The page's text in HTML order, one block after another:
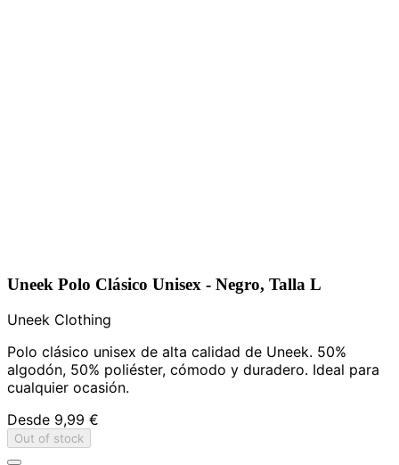
Uneek Polo Clásico Unisex - Negro, Talla L
Uneek Clothing
Polo clásico unisex de alta calidad de Uneek. 50%
algodón, 50% poliéster, cómodo y duradero. Ideal para
cualquier ocasión.
Desde 9,99 €
Out of stock